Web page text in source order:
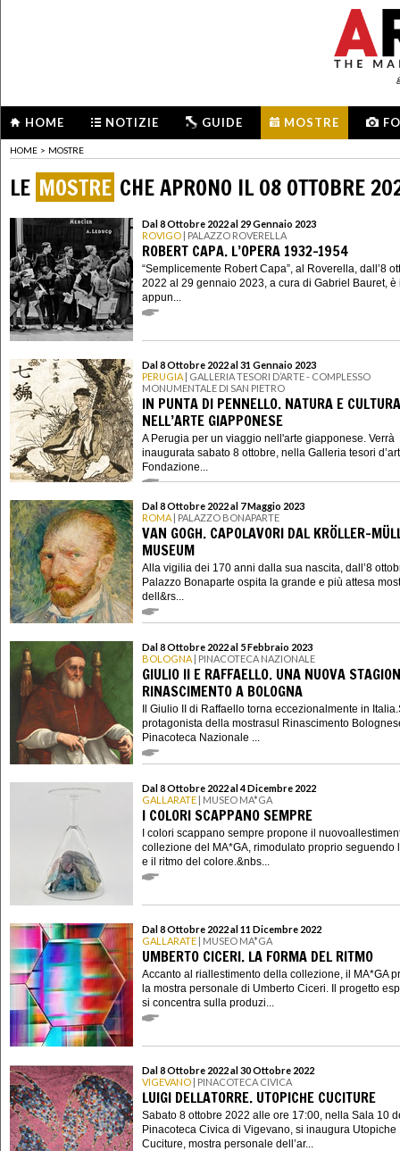
HOME NOTIZIE GUIDE MOSTRE
HOME > MOSTRE
LE MOSTRE CHE APRONO IL 08 OTTOBRE
Dal 8 Ottobre 2022 al 29 Gennaio 2023
ROVIGO | PALAZZO ROVERELLA
ROBERT CAPA. L’OPERA 1932-1954
“Semplicemente Robert Capa”, al Roverella, dall’8
2022 al 29 gennaio 2023, a cura di Gabriel Bauret, è
appun...
Dal 8 Ottobre 2022 al 31 Gennaio 2023
PERUGIA | GALLERIA TESORI D’ARTE - COMPLESSO
MONUMENTALE DI SAN PIETRO
IN PUNTA DI PENNELLO. NATURA E CULTURA
NELL’ARTE GIAPPONESE
A Perugia per un viaggio nell'arte giapponese. Verrà
inaugurata sabato 8 ottobre, nella Galleria tesori
Fondazione...
Dal 8 Ottobre 2022 al 7 Maggio 2023
ROMA | PALAZZO BONAPARTE
VAN GOGH. CAPOLAVORI DAL KRÖLLER-
MUSEUM
Alla vigilia dei 170 anni dalla sua nascita, dall’8
Palazzo Bonaparte ospita la grande e più attesa
dell&rs...
Dal 8 Ottobre 2022 al 5 Febbraio 2023
BOLOGNA | PINACOTECA NAZIONALE
GIULIO II E RAFFAELLO. UNA NUOVA
RINASCIMENTO A BOLOGNA
Il Giulio II di Raffaello torna eccezionalmente in
protagonista della mostrasul Rinascimento
Pinacoteca Nazionale ...
Dal 8 Ottobre 2022 al 4 Dicembre 2022
GALLARATE | MUSEO MA*GA
I COLORI SCAPPANO SEMPRE
I colori scappano sempre propone il
collezione del MA*GA, rimodulato proprio seguendo
e il ritmo del colore.&nbs...
Dal 8 Ottobre 2022 al 11 Dicembre 2022
GALLARATE | MUSEO MA*GA
UMBERTO CICERI. LA FORMA DEL RITMO
Accanto al riallestimento della collezione, il MA*GA
la mostra personale di Umberto Ciceri. Il progetto
si concentra sulla produzi...
Dal 8 Ottobre 2022 al 30 Ottobre 2022
VIGEVANO | PINACOTECA CIVICA
LUIGI DELLATORRE. UTOPICHE CUCITURE
Sabato 8 ottobre 2022 alle ore 17:00, nella Sala 10
Pinacoteca Civica di Vigevano, si inaugura Utopiche
Cuciture, mostra personale dell’ar...